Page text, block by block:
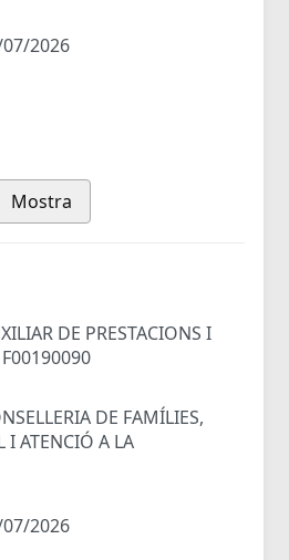
2026
Mostra
DE PRESTACIONS I
DE FAMÍLIES,
I ATENCIÓ A LA
2026